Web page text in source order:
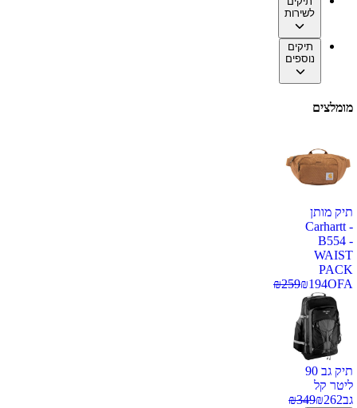
לשירות
תיקים
נוספים
מומלצים
תיק מותן
Carhartt -
B554 -
WAIST
PACK
OFA
₪194
₪259
תיק גב 90
ליטר קל
גב
₪262
₪349